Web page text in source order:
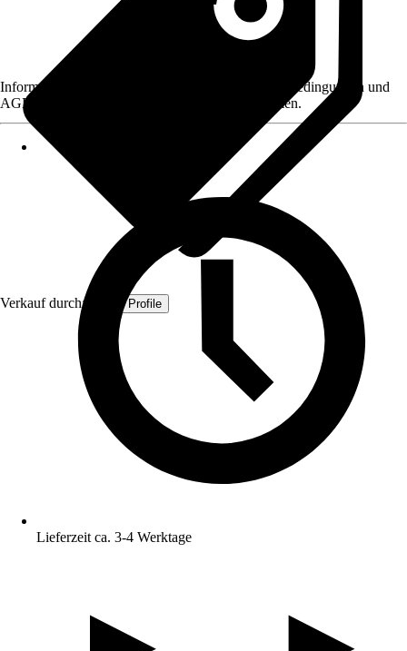
Verkauf durch: Quest Profile
Informationen des Verkäufers, wie z. B. Rückgabebedingungen und
AGB, finden Sie bei Klick auf den Verkäufernamen.
Lieferzeit ca. 3-4 Werktage